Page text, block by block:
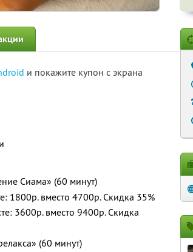
и покажите купон с экрана
Сиама» (60 минут)
1800р. вместо 4700р. Скидка 35%
3600р. вместо 9400р. Скидка
(60 минут)